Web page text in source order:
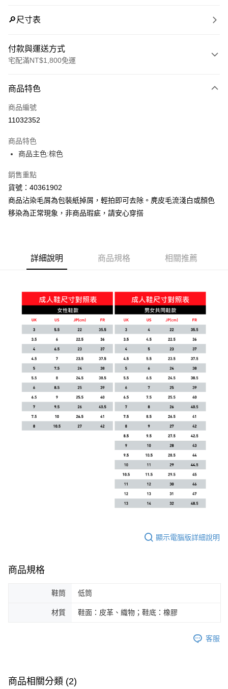
🔎尺寸表
付款與運送方式
宅配滿NT$1,800免運
信用卡一次付款
LINE Pay
街口支付
悠遊付
Google Pay
貨到付款
每筆NT$150，滿NT$1,800(含以上)免運費
每筆NT$180
商品特色
商品編號
11032352
商品特色
商品主色:棕色
銷售重點
貨號：40361902
商品沾染毛屑為包裝紙掉屑，輕拍即可去除。麂皮毛流淺白或顏色
移染為正常現象，非商品瑕疵，請安心穿搭
詳細說明 商品規格 相關推薦
顯示電腦版詳細說明
商品規格
鞋筒 低筒
材質 鞋面：皮革、織物；鞋底：橡膠
客服
商品相關分類 (2)